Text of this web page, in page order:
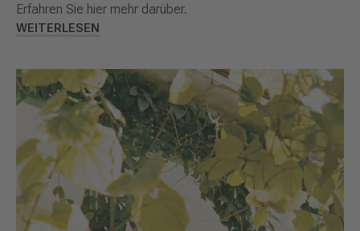
Erfahren Sie hier mehr darüber.
WEITERLESEN